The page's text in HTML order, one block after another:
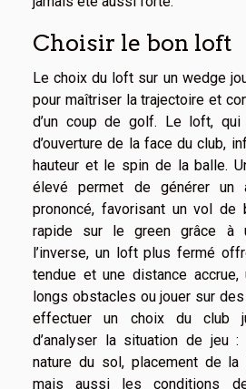
Choisir le bon loft
Le choix du loft sur un wedge
pour maîtriser la trajectoire et
d’un coup de golf. Le loft, qui
d’ouverture de la face du club,
hauteur et le spin de la balle.
élevé permet de générer un
prononcé, favorisant un vol de
rapide sur le green grâce à
l’inverse, un loft plus fermé
tendue et une distance
longs obstacles ou jouer sur
effectuer un choix du club
d’analyser la situation de jeu :
nature du sol, placement de
mais aussi les conditions